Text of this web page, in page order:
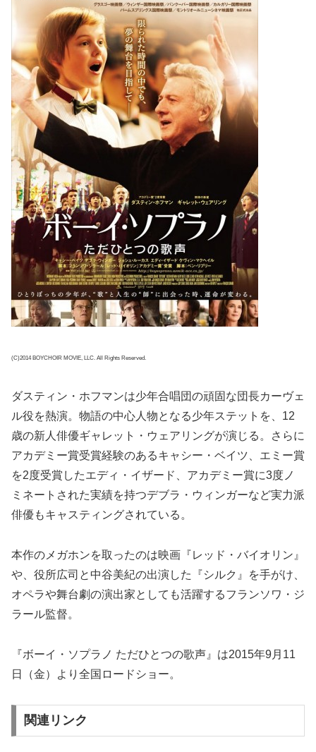
(C)2014 BOYCHOIR MOVIE, LLC. All Rights Reserved.
ダスティン・ホフマンは少年合唱団の頑固な団長カーヴェ
ル役を熱演。物語の中心人物となる少年ステットを、12
歳の新人俳優ギャレット・ウェアリングが演じる。さらに
アカデミー賞受賞経験のあるキャシー・ベイツ、エミー賞
を2度受賞したエディ・イザード、アカデミー賞に3度ノ
ミネートされた実績を持つデブラ・ウィンガーなど実力派
俳優もキャスティングされている。
本作のメガホンを取ったのは映画『レッド・バイオリン』
や、役所広司と中谷美紀の出演した『シルク』を手がけ、
オペラや舞台劇の演出家としても活躍するフランソワ・ジ
ラール監督。
『ボーイ・ソプラノ ただひとつの歌声』は2015年9月11
日（金）より全国ロードショー。
関連リンク